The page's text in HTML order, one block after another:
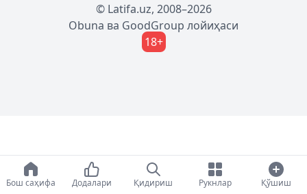
© Latifa.uz, 2008–2026
Obuna ва GoodGroup лойиҳаси
18+
Бош саҳифа Додалари Қидириш Рукнлар Қўшиш